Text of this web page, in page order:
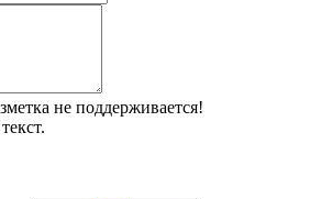
не поддерживается!